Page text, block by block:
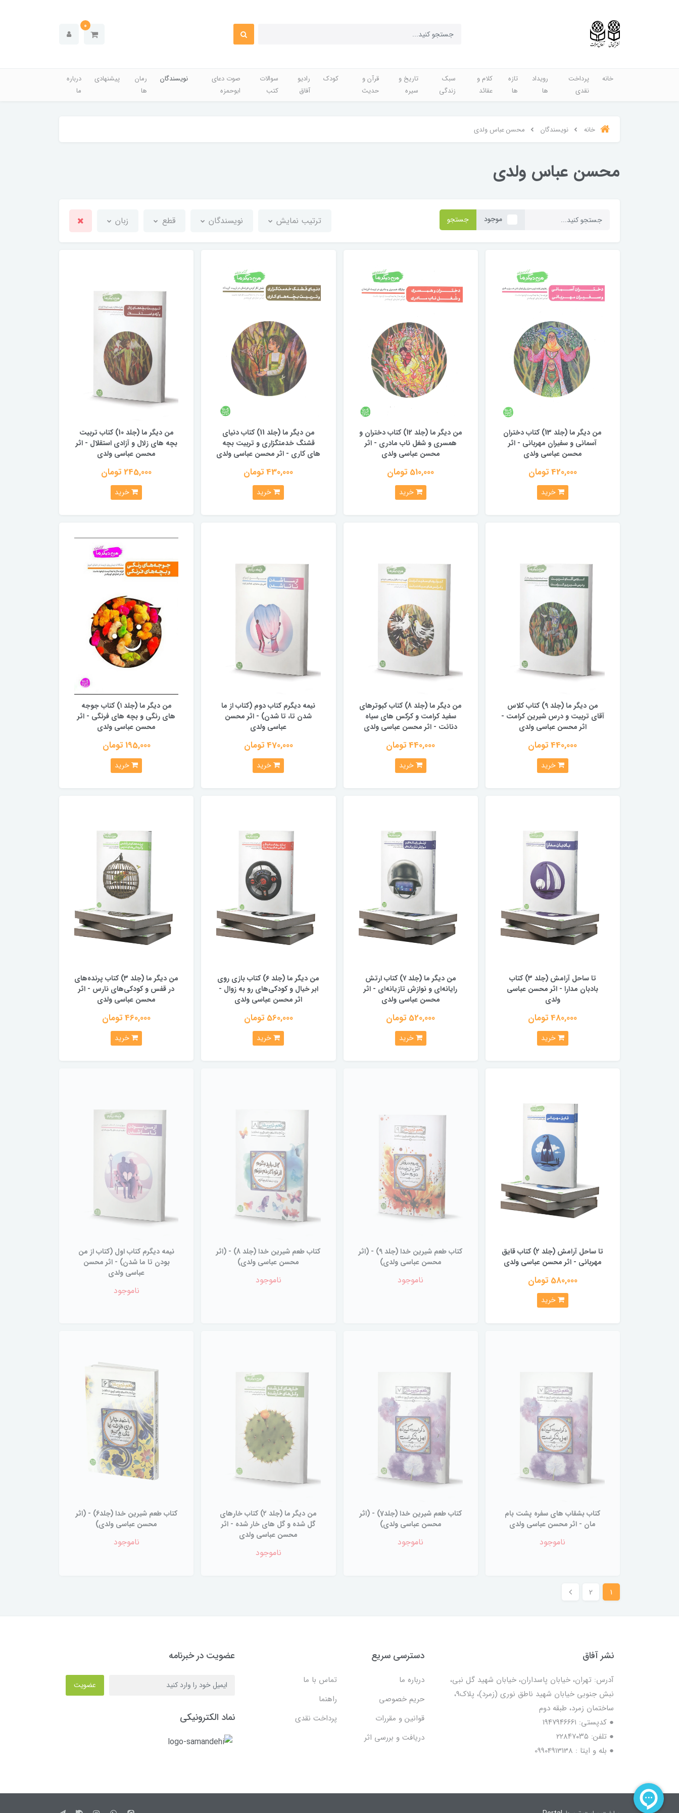
0
خانه
پرداخت
نقدی
رویداد
ها
تازه
ها
کلام و
عقائد
سبک
زندگی
تاریخ و
سیره
قرآن و
حدیث
کودک
رادیو
آفاق
سوالات
کتب
صوت دعای
ابوحمزه
نویسندگان
رمان
ها
پیشنهادی
درباره
ما
خانه نویسندگان محسن عباس ولدی
محسن عباس ولدی
موجود جستجو ترتیب نمایش نویسندگان قطع زبان
من دیگر ما (جلد 13) کتاب دختران
آسمانی و سفیران مهربانی - اثر
محسن عباسی ولدی
420,000 تومان
خرید
من دیگر ما (جلد 12) کتاب دختران و
همسری و شغل ناب مادری - اثر
محسن عباسی ولدی
510,000 تومان
خرید
من دیگر ما (جلد 11) کتاب دنیای
قشنگ خدمتگزاری و تربیت بچه
های کاری - اثر محسن عباسی ولدی
430,000 تومان
خرید
من دیگر ما (جلد 10) کتاب تربیت
بچه های زلال و آزادی استقلال - اثر
محسن عباسی ولدی
245,000 تومان
خرید
من دیگر ما (جلد 9) کتاب کلاس
آقای تربیت و درس شیرین کرامت -
اثر محسن عباسی ولدی
440,000 تومان
خرید
من دیگر ما (جلد 8) کتاب کبوترهای
سفید کرامت و کرکس های سیاه
دنائت - اثر محسن عباسی ولدی
440,000 تومان
خرید
نیمه دیگرم کتاب دوم (کتاب از ما
شدن تا، تا شدن) - اثر محسن
عباسی ولدی
470,000 تومان
خرید
من دیگر ما (جلد ۱) کتاب جوجه
های رنگی و بچه های فرنگی - اثر
محسن عباسی ولدی
195,000 تومان
خرید
تا ساحل آرامش (جلد ۳) کتاب
بادبان مدارا - اثر محسن عباسی
ولدی
480,000 تومان
خرید
من دیگر ما (جلد ۷) کتاب ارتش
رایانه‌ای و نوازش تازیانه‌ای - اثر
محسن عباسی ولدی
520,000 تومان
خرید
من دیگر ما (جلد ۶) کتاب بازی روی
ابر خیال و کودکی‌های رو به زوال -
اثر محسن عباسی ولدی
560,000 تومان
خرید
من دیگر ما (جلد ۳) کتاب پرنده‌های
در قفس و کودکی‌های نارس - اثر
محسن عباسی ولدی
460,000 تومان
خرید
تا ساحل آرامش (جلد ۲) کتاب قایق
مهربانی - اثر محسن عباسی ولدی
580,000 تومان
خرید
کتاب طعم شیرین خدا (جلد 9) - (اثر
محسن عباسی ولدی)
ناموجود
کتاب طعم شیرین خدا (جلد 8) - (اثر
محسن عباسی ولدی)
ناموجود
نیمه دیگرم کتاب اول (کتاب از من
بودن تا ما شدن) - اثر محسن
عباسی ولدی
ناموجود
کتاب بشقاب های سفره پشت بام
مان - اثر محسن عباسی ولدی
ناموجود
کتاب طعم شیرین خدا (جلد7) - (اثر
محسن عباسی ولدی)
ناموجود
من دیگر ما (جلد ۲) کتاب خارهای
گل شده و گل های خار شده - اثر
محسن عباسی ولدی
ناموجود
کتاب طعم شیرین خدا (جلد6) - (اثر
محسن عباسی ولدی)
ناموجود
1
2
نشر آفاق
آدرس: تهران، خیابان پاسداران، خیابان شهید گل نبی،
نبش جنوبی خیابان شهید ناطق نوری (زمرد)، پلاک9،
ساختمان زمرد، طبقه دوم
● کدپستی: ۱۹۴۷۹۴۶۶۶۱
● تلفن: ٢٢٨۴٧۰۳۵
● بله و ایتا : 09904913138
دسترسی سریع
درباره ما
تماس با ما
حریم خصوصی
راهنما
قوانین و مقررات
پرداخت نقدی
دریافت و بررسی اثر
عضویت در خبرنامه
عضویت
نماد الکترونیکی